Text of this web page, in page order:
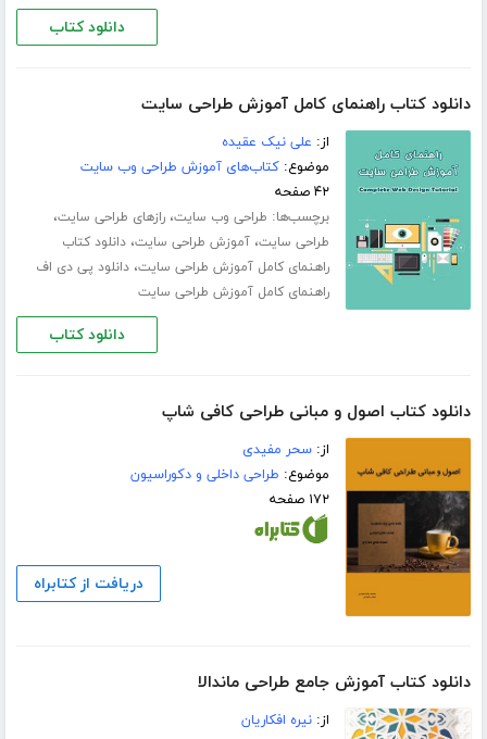
دانلود کتاب
دانلود کتاب راهنمای کامل آموزش طراحی سایت
از: علی نیک عقیده
موضوع:کتاب‌های آموزش طراحی وب سایت
۴۲ صفحه
برچسب‌ها: طراحی وب سایت،رازهای طراحی سایت،
طراحی سایت،آموزش طراحی سایت،دانلود کتاب
راهنمای کامل آموزش طراحی سایت،دانلود پی دی اف
راهنمای کامل آموزش طراحی سایت
دانلود کتاب
دانلود کتاب اصول و مبانی طراحی کافی شاپ
از:سحر مفیدی
موضوع: طراحی داخلی و دکوراسیون
۱۷۲ صفحه
دریافت از کتابراه
دانلود کتاب آموزش جامع طراحی ماندالا
از:نیره افکاریان